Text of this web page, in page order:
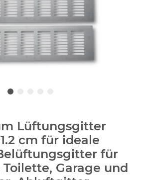
Lüftungsgitter
cm für ideale
für
Toilette, Garage und